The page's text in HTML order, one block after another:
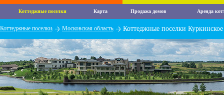
Коттеджные поселки Карта Продажа домов Аренда
Коттеджные поселки Московская область Коттеджные поселки